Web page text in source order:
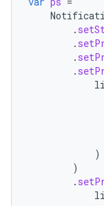
.
.
.
.
)
)
.